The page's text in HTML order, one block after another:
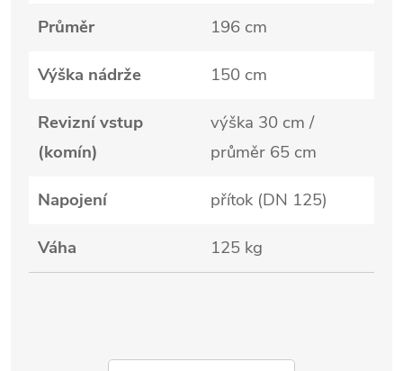
Průměr 196 cm
Výška nádrže 150 cm
Revizní vstup
(komín)
výška 30 cm /
průměr 65 cm
Napojení přítok (DN 125)
Váha 125 kg